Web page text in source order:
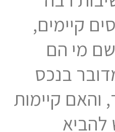
קיימים,
מי הם
בנכס
והאם קיימות
להביא